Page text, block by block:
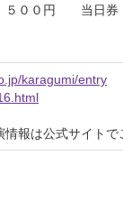
５００円 当日券
karagumi/entry
報は公式サイトで